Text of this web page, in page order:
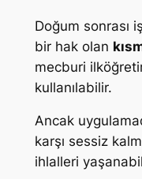
Doğum sonrası
bir hak olan
mecburi
kullanılabilir.
Ancak
karşı sessiz
ihlalleri